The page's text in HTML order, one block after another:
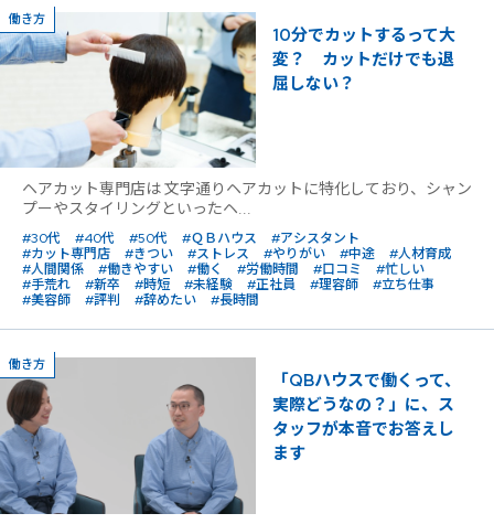
働き方
10分でカットするって大
変？ カットだけでも退
屈しない？
ヘアカット専門店は 文字通りヘアカットに特化しており、シャン
プーやスタイリングといったヘ...
#30代 #40代 #50代 #ＱＢハウス
#アシスタント
#カット専門店
#きつい #ストレス #やりがい #中途
#人材育成
#人間関係
#働きやすい #働く #労働時間 #口コミ
#忙しい
#手荒れ
#新卒 #時短 #未経験 #正社員 #理容師
#立ち仕事
#美容師
#評判 #辞めたい #長時間
働き方
「QBハウスで働くって、
実際どうなの？」に、ス
タッフが本音でお答えし
ます